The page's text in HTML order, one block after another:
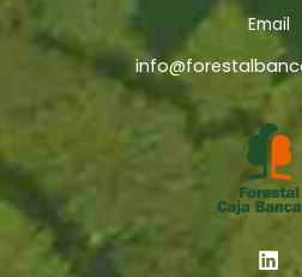
Email